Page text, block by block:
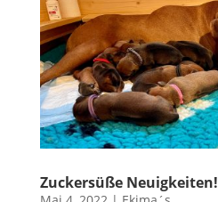
Zuckersüße Neuigkeiten!